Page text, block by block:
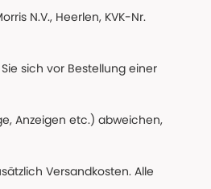
N.V., Heerlen, KVK-Nr.
sich vor Bestellung einer
Anzeigen etc.) abweichen,
Versandkosten. Alle